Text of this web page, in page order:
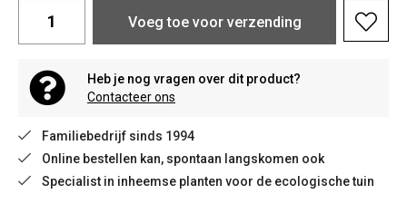
Voeg toe voor verzending
Heb je nog vragen over dit product?
Contacteer ons
Familiebedrijf sinds 1994
Online bestellen kan, spontaan langskomen ook
Specialist in inheemse planten voor de ecologische tuin